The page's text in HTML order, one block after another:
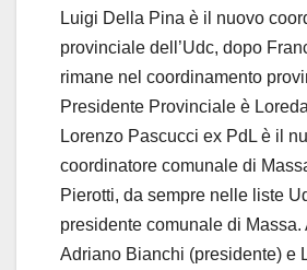
Luigi Della Pina è il nuovo
provinciale dell’Udc, dopo
rimane nel coordinamento
Presidente Provinciale è
Lorenzo Pascucci ex PdL è il
coordinatore comunale di
Pierotti, da sempre nelle liste
presidente comunale di Massa.
Adriano Bianchi (presidente) e